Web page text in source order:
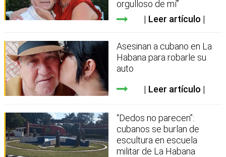
orgulloso de mí”
Leer artículo
Asesinan a cubano en La
Habana para robarle su
auto
Leer artículo
“Dedos no parecen”:
cubanos se burlan de
escultura en escuela
militar de La Habana